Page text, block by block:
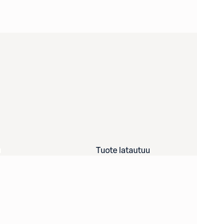
Tuote latautuu